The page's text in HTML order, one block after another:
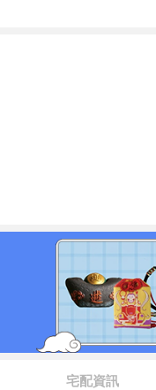
宅配資訊